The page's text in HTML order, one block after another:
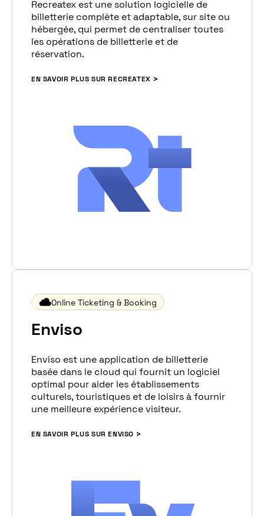
Recreatex est une solution logicielle de
billetterie complète et adaptable, sur site ou
hébergée, qui permet de centraliser toutes
les opérations de billetterie et de
réservation.
EN SAVOIR PLUS SUR RECREATEX
Online Ticketing & Booking
Enviso
Enviso est une application de billetterie
basée dans le cloud qui fournit un logiciel
optimal pour aider les établissements
culturels, touristiques et de loisirs à fournir
une meilleure expérience visiteur.
EN SAVOIR PLUS SUR ENVISO